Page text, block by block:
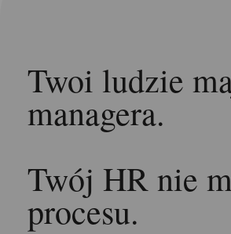
Twoi ludzie
managera.
Twój HR nie
procesu.